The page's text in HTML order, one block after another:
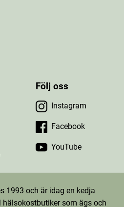
Följ oss
Instagram
Facebook
YouTube
1993 och är idag en kedja
hälsokostbutiker som ägs och